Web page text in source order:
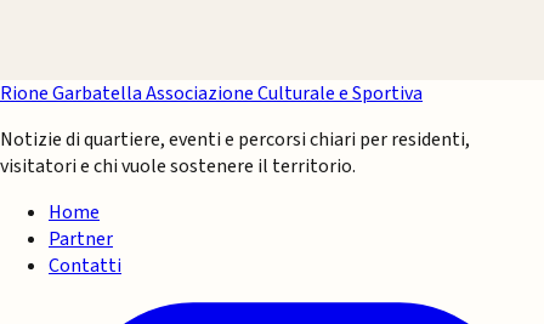
Rione GarbatellaAssociazione Culturale e Sportiva
Notizie di quartiere, eventi e percorsi chiari per residenti,
visitatori e chi vuole sostenere il territorio.
Home
Partner
Contatti